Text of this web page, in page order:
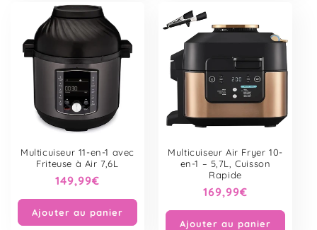
Multicuiseur 11-en-1 avec
Friteuse à Air 7,6L
Prix
habituel
149,99€
Ajouter au panier
Multicuiseur Air Fryer 10-
en-1 – 5,7L, Cuisson
Rapide
Prix
habituel
169,99€
Ajouter au panier